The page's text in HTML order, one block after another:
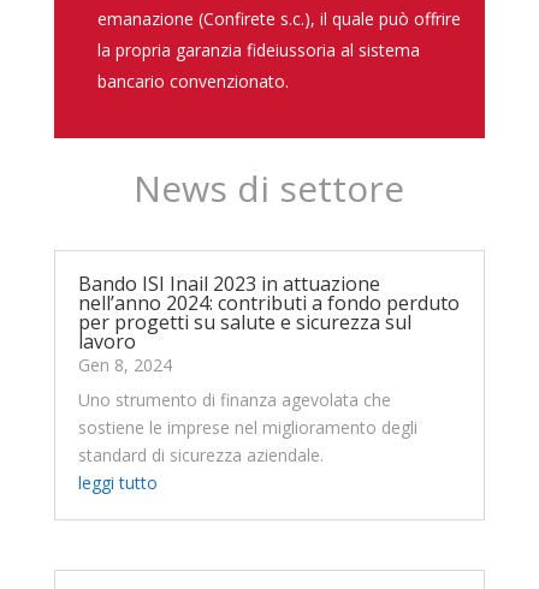
emanazione (Confirete s.c.), il quale può offrire
la propria garanzia fideiussoria al sistema
bancario convenzionato.
News di settore
Bando ISI Inail 2023 in attuazione
nell’anno 2024: contributi a fondo perduto
per progetti su salute e sicurezza sul
lavoro
Gen 8, 2024
Uno strumento di finanza agevolata che
sostiene le imprese nel miglioramento degli
standard di sicurezza aziendale.
leggi tutto